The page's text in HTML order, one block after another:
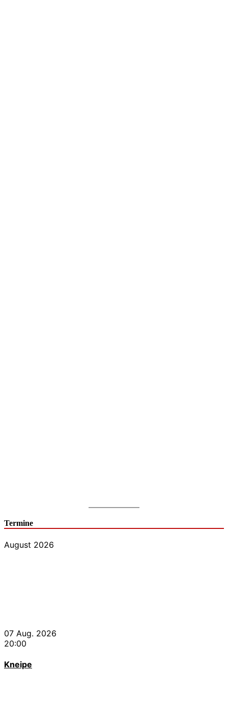
Termine
August 2026
07 Aug. 2026
20:00
Kneipe